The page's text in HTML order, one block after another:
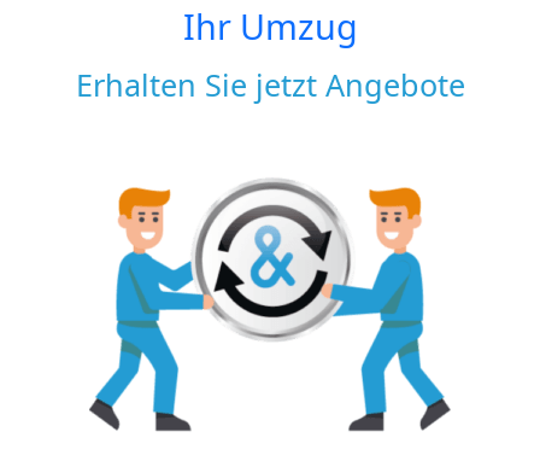
Ihr Umzug
Erhalten Sie jetzt Angebote